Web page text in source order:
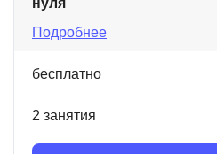
нуля
Подробнее
бесплатно
2 занятия